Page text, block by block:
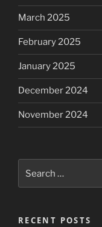
March 2025
February 2025
January 2025
December 2024
November 2024
for:
RECENT POSTS